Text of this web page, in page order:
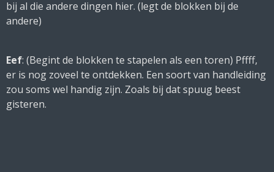
bij al die andere dingen hier. (legt de blokken bij de
andere)
Eef: (Begint de blokken te stapelen als een toren) Pffff,
er is nog zoveel te ontdekken. Een soort van handleiding
zou soms wel handig zijn. Zoals bij dat spuug beest
gisteren.